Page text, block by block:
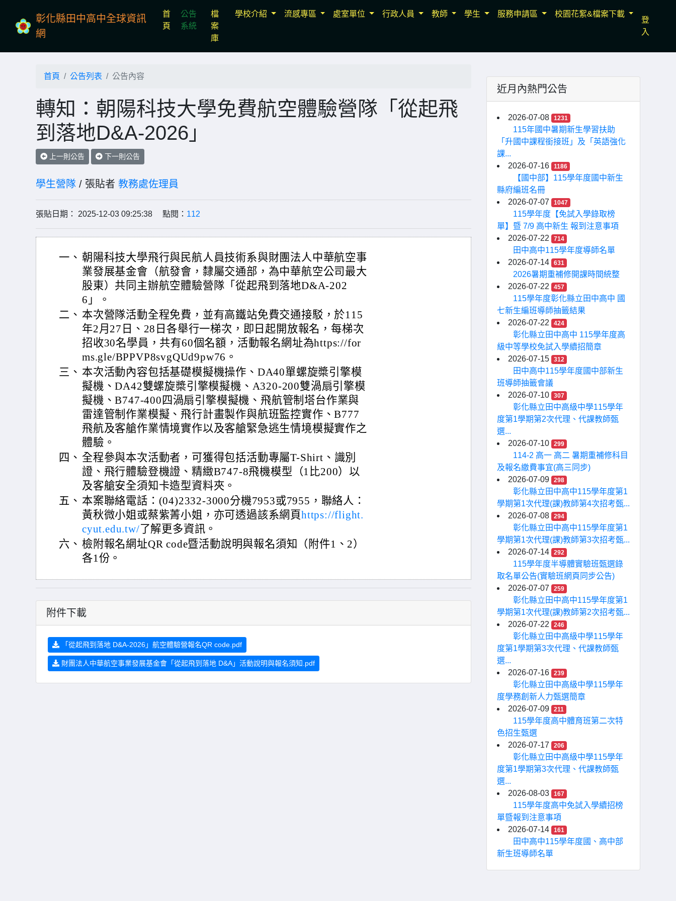
彰化縣田中高中全球資訊
網
首
頁 (current)
公告
系統
檔
案
庫
學校介紹 流感專區 處室單位 行政人員 教師 學生 服務申請區 校園花絮&檔案下載
登
入
首頁 公告列表 公告內容
轉知：朝陽科技大學免費航空體驗營隊「從起飛
到落地D&A-2026」
上一則公告 下一則公告
學生營隊 / 張貼者 教務處佐理員
張貼日期： 2025-12-03 09:25:38 點閱： 112
一、 朝陽科技大學飛行與民航人員技術系與財團法人中華航空事
業發展基金會（航發會，隸屬交通部，為中華航空公司最大
股東）共同主辦航空體驗營隊「從起飛到落地D&A-202
6」。
二、 本次營隊活動全程免費，並有高鐵站免費交通接駁，於115
年2月27日、28日各舉行一梯次，即日起開放報名，每梯次
招收30名學員，共有60個名額，活動報名網址為https://for
ms.gle/BPPVP8svgQUd9pw76。
三、 本次活動內容包括基礎模擬機操作、DA40單螺旋槳引擎模
擬機、DA42雙螺旋槳引擎模擬機、A320-200雙渦扇引擎模
擬機、B747-400四渦扇引擎模擬機、飛航管制塔台作業與
雷達管制作業模擬、飛行計畫製作與航班監控實作、B777
飛航及客艙作業情境實作以及客艙緊急逃生情境模擬實作之
體驗。
四、 全程參與本次活動者，可獲得包括活動專屬T-Shirt、識別
證、飛行體驗登機證、精緻B747-8飛機模型（1比200）以
及客艙安全須知卡造型資料夾。
五、 本案聯絡電話：(04)2332-3000分機7953或7955，聯絡人：
黃秋微小姐或蔡紫菁小姐，亦可透過該系網頁https://flight.
cyut.edu.tw/了解更多資訊。
六、 檢附報名網址QR code暨活動說明與報名須知（附件1、2）
各1份。
附件下載
「從起飛到落地 D&A-2026」航空體驗營報名QR code.pdf
財團法人中華航空事業發展基金會「從起飛到落地 D&A」活動說明與報名須知.pdf
近月內熱門公告
2026-07-08 1231
115年國中暑期新生學習扶助
「升國中課程銜接班」及「英語強化
課...
2026-07-16
1186
【國中部】115學年度國中新生
縣府編班名冊
2026-07-07
1047
115學年度【免試入學錄取榜
單】暨 7/9 高中新生 報到注意事項
2026-07-22
714
田中高中115學年度導師名單
2026-07-14
631
2026暑期重補修開課時間統整
2026-07-22
457
115學年度彰化縣立田中高中 國
七新生編班導師抽籤結果
2026-07-22
424
彰化縣立田中高中 115學年度高
級中等學校免試入學續招簡章
2026-07-15
312
田中高中115學年度國中部新生
班導師抽籤會議
2026-07-10
307
彰化縣立田中高級中學115學年
度第1學期第2次代理、代課教師甄
選...
2026-07-10
299
114-2 高一 高二 暑期重補修科目
及報名繳費事宜(高三同步)
2026-07-09
298
彰化縣立田中高中115學年度第1
學期第1次代理(課)教師第4次招考甄...
2026-07-08
294
彰化縣立田中高中115學年度第1
學期第1次代理(課)教師第3次招考甄...
2026-07-14
292
115學年度半導體實驗班甄選錄
取名單公告(實驗班網頁同步公告)
2026-07-07
259
彰化縣立田中高中115學年度第1
學期第1次代理(課)教師第2次招考甄...
2026-07-22
246
彰化縣立田中高級中學115學年
度第1學期第3次代理、代課教師甄
選...
2026-07-16
239
彰化縣立田中高級中學115學年
度學務創新人力甄選簡章
2026-07-09
211
115學年度高中體育班第二次特
色招生甄選
2026-07-17
206
彰化縣立田中高級中學115學年
度第1學期第3次代理、代課教師甄
選...
2026-08-03
167
115學年度高中免試入學續招榜
單暨報到注意事項
2026-07-14
161
田中高中115學年度國、高中部
新生班導師名單